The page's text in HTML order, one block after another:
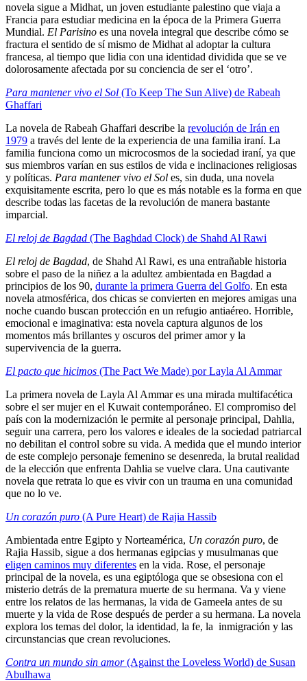
novela sigue a Midhat, un joven estudiante palestino que viaja a
Francia para estudiar medicina en la época de la Primera Guerra
Mundial. El Parisino es una novela integral que describe cómo se
fractura el sentido de sí mismo de Midhat al adoptar la cultura
francesa, al tiempo que lidia con una identidad dividida que se ve
dolorosamente afectada por su conciencia de ser el ‘otro’.
Para mantener vivo el Sol (To Keep The Sun Alive) de Rabeah
Ghaffari
La novela de Rabeah Ghaffari describe la revolución de Irán en
1979 a través del lente de la experiencia de una familia iraní. La
familia funciona como un microcosmos de la sociedad iraní, ya que
sus miembros varían en sus estilos de vida e inclinaciones religiosas
y políticas. Para mantener vivo el Sol es, sin duda, una novela
exquisitamente escrita, pero lo que es más notable es la forma en que
describe todas las facetas de la revolución de manera bastante
imparcial.
El reloj de Bagdad (The Baghdad Clock) de Shahd Al Rawi
El reloj de Bagdad, de Shahd Al Rawi, es una entrañable historia
sobre el paso de la niñez a la adultez ambientada en Bagdad a
principios de los 90, durante la primera Guerra del Golfo. En esta
novela atmosférica, dos chicas se convierten en mejores amigas una
noche cuando buscan protección en un refugio antiaéreo. Horrible,
emocional e imaginativa: esta novela captura algunos de los
momentos más brillantes y oscuros del primer amor y la
supervivencia de la guerra.
El pacto que hicimos (The Pact We Made) por Layla Al Ammar
La primera novela de Layla Al Ammar es una mirada multifacética
sobre el ser mujer en el Kuwait contemporáneo. El compromiso del
país con la modernización le permite al personaje principal, Dahlia,
seguir una carrera, pero los valores e ideales de la sociedad patriarcal
no debilitan el control sobre su vida. A medida que el mundo interior
de este complejo personaje femenino se desenreda, la brutal realidad
de la elección que enfrenta Dahlia se vuelve clara. Una cautivante
novela que retrata lo que es vivir con un trauma en una comunidad
que no lo ve.
Un corazón puro (A Pure Heart) de Rajia Hassib
Ambientada entre Egipto y Norteamérica, Un corazón puro, de
Rajia Hassib, sigue a dos hermanas egipcias y musulmanas que
eligen caminos muy diferentes en la vida. Rose, el personaje
principal de la novela, es una egiptóloga que se obsesiona con el
misterio detrás de la prematura muerte de su hermana. Va y viene
entre los relatos de las hermanas, la vida de Gameela antes de su
muerte y la vida de Rose después de perder a su hermana. La novela
explora los temas del dolor, la identidad, la fe, la inmigración y las
circunstancias que crean revoluciones.
Contra un mundo sin amor(Against the Loveless World) de Susan
Abulhawa